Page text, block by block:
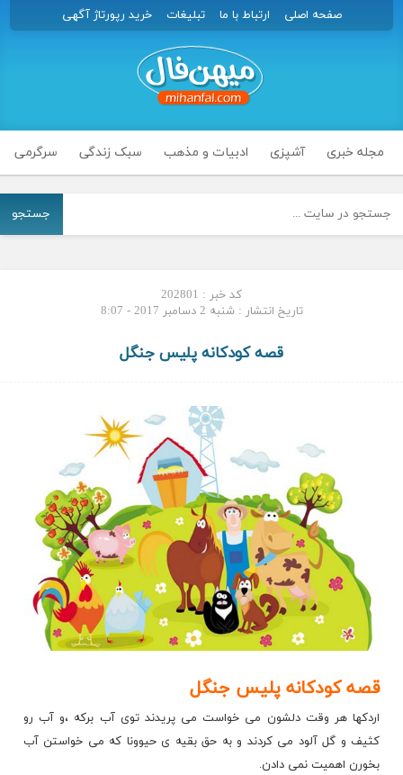
صفحه اصلی ارتباط با ما تبلیغات خرید رپورتاژ آگهی
مجله خبری آشپزی ادبیات و مذهب سبک زندگی سرگرمی
جستجو
کد خبر : 202801
تاریخ انتشار : شنبه 2 دسامبر 2017 - 8:07
قصه کودکانه پلیس جنگل
قصه کودکانه پلیس جنگل
اردکها هر وقت دلشون می خواست می پریدند توی آب برکه ،و آب رو
کثیف و گل آلود می کردند و به حق بقیه ی حیوونا که می خواستن آب
بخورن اهمیت نمی دادن.